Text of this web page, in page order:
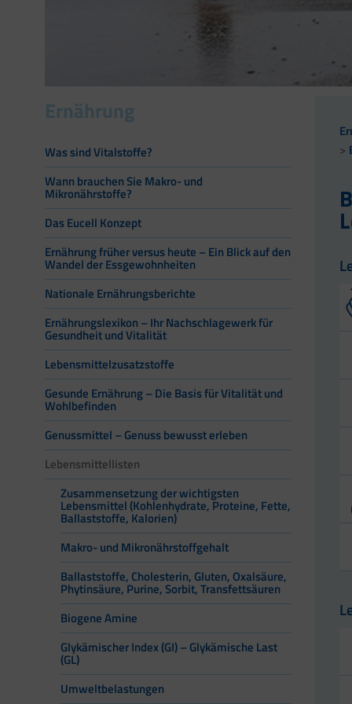
Ernährung
Was sind Vitalstoffe?
Wann brauchen Sie Makro- und
Mikronährstoffe?
Das Eucell Konzept
Ernährung früher versus heute – Ein Blick auf den
Wandel der Essgewohnheiten
Nationale Ernährungsberichte
Ernährungslexikon – Ihr Nachschlagewerk für
Gesundheit und Vitalität
Lebensmittelzusatzstoffe
Gesunde Ernährung – Die Basis für Vitalität und
Wohlbefinden
Genussmittel – Genuss bewusst erleben
Lebensmittellisten
Zusammensetzung der wichtigsten
Lebensmittel (Kohlenhydrate, Proteine, Fette,
Ballaststoffe, Kalorien)
Makro- und Mikronährstoffgehalt
Ballaststoffe, Cholesterin, Gluten, Oxalsäure,
Phytinsäure, Purine, Sorbit, Transfettsäuren
Biogene Amine
Glykämischer Index (GI) – Glykämische Last
(GL)
Umweltbelastungen